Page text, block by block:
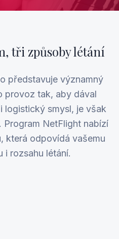
tři způsoby létání
představuje významný
provoz tak, aby dával
logistický smysl, je však
Program NetFlight nabízí
která odpovídá vašemu
i rozsahu létání.